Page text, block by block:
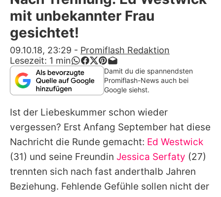
Alle Themen auf Promiflash
App runterladen
Team
Redaktionelle Richtlinien
Impressum
Datenschutzerklärung
Nutzungsbedingungen
Utiq verwalten
mit unbekannter Frau
gesichtet!
09.10.18, 23:29 - Promiflash Redaktion
Lesezeit: 1 min
Damit du die spannendsten
Promiflash-News auch bei
Google siehst.
Ist der Liebeskummer schon wieder
vergessen? Erst Anfang September hat diese
Nachricht die Runde gemacht: Ed Westwick
(31) und seine Freundin Jessica Serfaty (27)
trennten sich nach fast anderthalb Jahren
Beziehung. Fehlende Gefühle sollen nicht der